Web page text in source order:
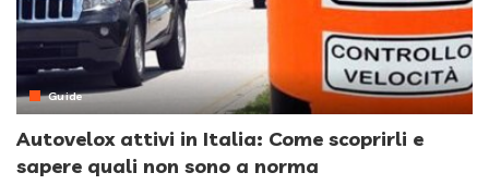
Guide
Autovelox attivi in Italia: Come scoprirli e
sapere quali non sono a norma